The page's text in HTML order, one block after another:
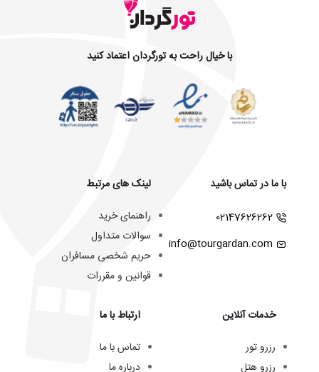
با خیال راحت به تورگردان اعتماد کنید
با ما در تماس باشید
02147626262
info@tourgardan.com
خدمات آنلاین
رزرو تور
رزرو هتل
لینک های مرتبط
راهنمای خرید
سوالات متداول
حریم شخصی مسافران
قوانین و مقررات
ارتباط با ما
تماس با ما
درباره ما